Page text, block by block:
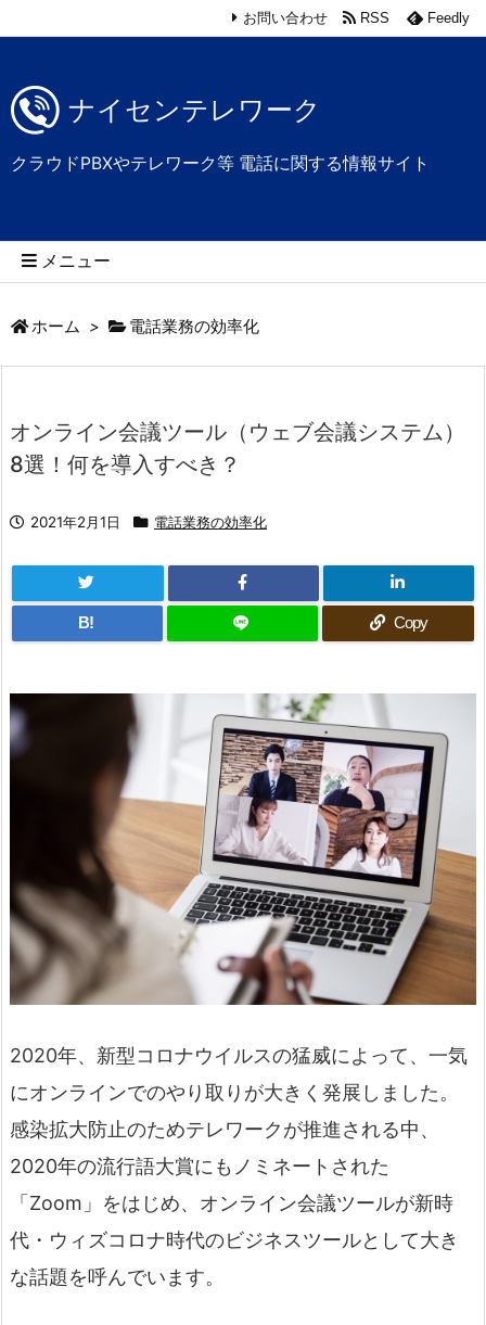
ナイセンテレワーク
クラウドPBXやテレワーク等 電話に関する情報サイト
メニュー
お問い合わせ RSS Feedly
ホーム > 電話業務の効率化
オンライン会議ツール（ウェブ会議システム）
8選！何を導入すべき？
2021年2月1日 電話業務の効率化
B! Copy
2020年、新型コロナウイルスの猛威によって、一気
にオンラインでのやり取りが大きく発展しました。
感染拡大防止のためテレワークが推進される中、
2020年の流行語大賞にもノミネートされた
「Zoom」をはじめ、オンライン会議ツールが新時
代・ウィズコロナ時代のビジネスツールとして大き
な話題を呼んでいます。